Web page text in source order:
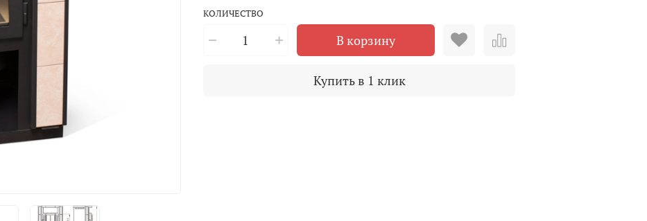
КОЛИЧЕСТВО
В корзину
Купить в 1 клик